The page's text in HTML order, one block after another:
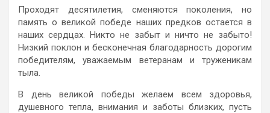
Проходят десятилетия, сменяются поколения, но
память о великой победе наших предков остается в
наших сердцах. Никто не забыт и ничто не забыто!
Низкий поклон и бесконечная благодарность дорогим
победителям, уважаемым ветеранам и труженикам
тыла.
В день великой победы желаем всем здоровья,
душевного тепла, внимания и заботы близких, пусть